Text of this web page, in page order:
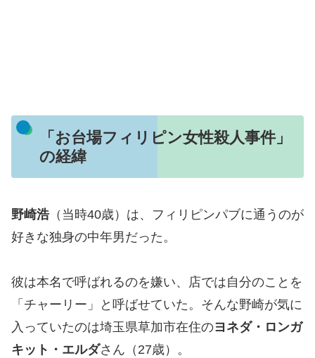
「お台場フィリピン女性殺人事件」
の経緯
野崎浩（当時40歳）は、フィリピンパブに通うのが
好きな独身の中年男だった。
彼は本名で呼ばれるのを嫌い、店では自分のことを
「チャーリー」と呼ばせていた。そんな野崎が気に
入っていたのは埼玉県草加市在住のヨネダ・ロンガ
キット・エルダさん（27歳）。